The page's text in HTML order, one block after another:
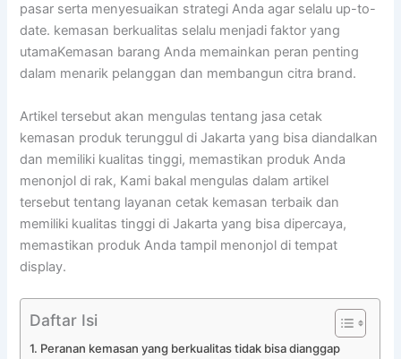
pasar serta menyesuaikan strategi Anda agar selalu up-to-
date. kemasan berkualitas selalu menjadi faktor yang
utamaKemasan barang Anda memainkan peran penting
dalam menarik pelanggan dan membangun citra brand.
Artikel tersebut akan mengulas tentang jasa cetak
kemasan produk terunggul di Jakarta yang bisa diandalkan
dan memiliki kualitas tinggi, memastikan produk Anda
menonjol di rak, Kami bakal mengulas dalam artikel
tersebut tentang layanan cetak kemasan terbaik dan
memiliki kualitas tinggi di Jakarta yang bisa dipercaya,
memastikan produk Anda tampil menonjol di tempat
display.
Daftar Isi
Peranan kemasan yang berkualitas tidak bisa dianggap